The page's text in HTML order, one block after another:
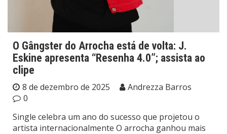
O Gângster do Arrocha está de volta: J.
Eskine apresenta “Resenha 4.0”; assista ao
clipe
8 de dezembro de 2025
Andrezza Barros
0
Single celebra um ano do sucesso que projetou o
artista internacionalmente O arrocha ganhou mais